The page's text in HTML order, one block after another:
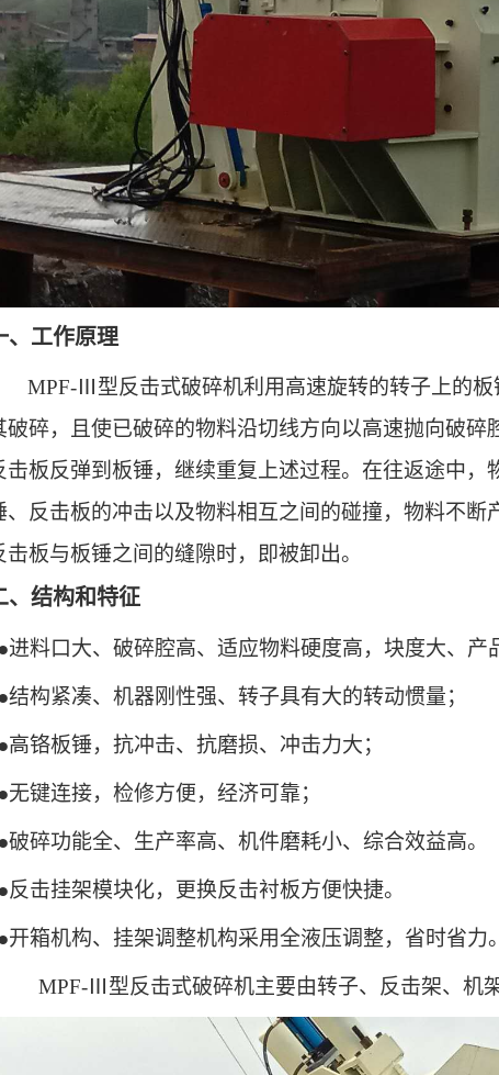
、工作原理
MPF- Ⅲ型反击式破碎机利用高速旋转的转子上的
破碎，且使已破碎的物料沿切线方向以高速抛向破
击板反弹到板锤，继续重复上述过程。在往返途中
、反击板的冲击以及物料相互之间的碰撞，物料不
击板与板锤之间的缝隙时，即被卸出。
、结构和特征
进料口大、破碎腔高、适应物料硬度高，块度大、产
结构紧凑、机器刚性强、转子具有大的转动惯量；
高铬板锤，抗冲击、抗磨损、冲击力大；
无键连接，检修方便，经济可靠；
破碎功能全、生产率高、机件磨耗小、综合效益高。
反击挂架模块化，更换反击衬板方便快捷。
开箱机构、挂架调整机构采用全液压调整，省时省力。
MPF- Ⅲ型反击式破碎机主要由转子、反击架、机